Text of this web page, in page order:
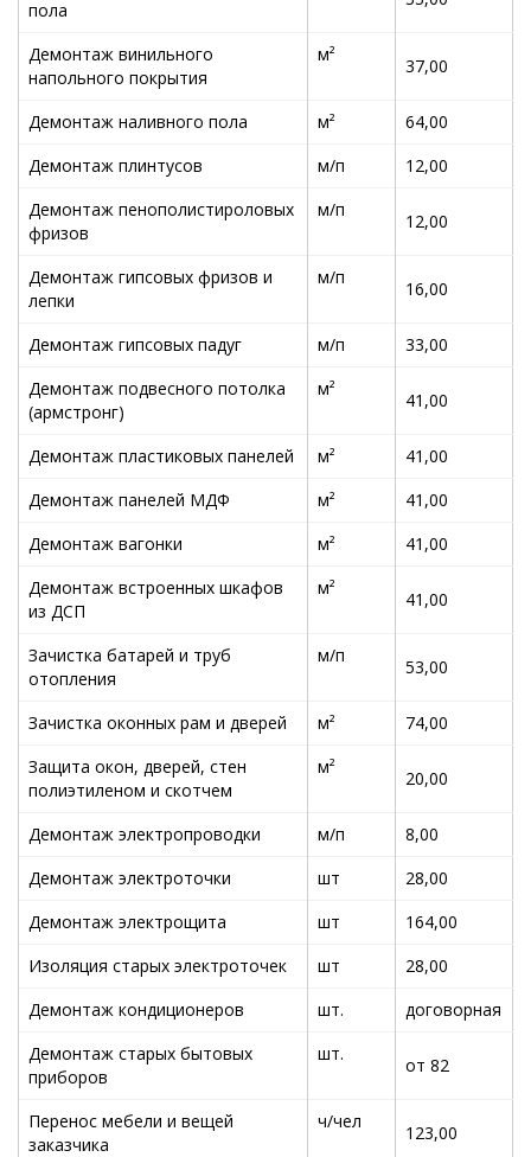
пола
Демонтаж винильного
напольного покрытия
м²
37,00
Демонтаж наливного пола м²
64,00
Демонтаж плинтусов
м/п
12,00
Демонтаж пенополистироловых
фризов
м/п
12,00
Демонтаж гипсовых фризов и
лепки
м/п
16,00
Демонтаж гипсовых падуг м/п
33,00
Демонтаж подвесного потолка
(армстронг)
м²
41,00
Демонтаж пластиковых панелей м²
41,00
Демонтаж панелей МДФ
м²
41,00
Демонтаж вагонки
м²
41,00
Демонтаж встроенных шкафов
из ДСП
м²
41,00
Зачистка батарей и труб
отопления
м/п
53,00
Зачистка оконных рам и дверей м²
74,00
Защита окон, дверей, стен
полиэтиленом и скотчем
м²
20,00
Демонтаж электропроводки м/п
8,00
Демонтаж электроточки
шт
28,00
Демонтаж электрощита
шт
164,00
Изоляция старых электроточек
шт
28,00
Демонтаж кондиционеров
шт.
договорная
Демонтаж старых бытовых
приборов
шт.
от 82
Перенос мебели и вещей
заказчика
ч/чел
123,00